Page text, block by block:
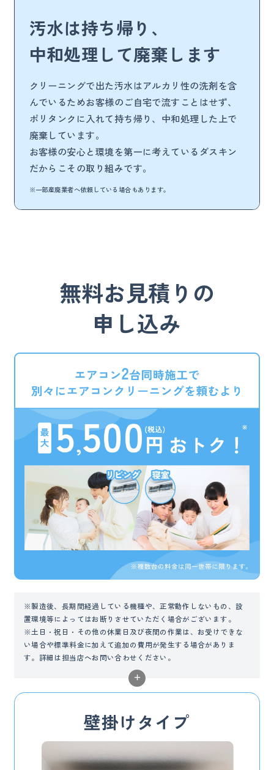
汚水は持ち帰り、
中和処理して廃棄します
クリーニングで出た汚水はアルカリ性の洗剤を含
んでいるためお客様のご自宅で流すことはせず、
ポリタンクに入れて持ち帰り、中和処理した上で
廃棄しています。
お客様の安心と環境を第一に考えているダスキン
だからこその取り組みです。
※一部産廃業者へ依頼している場合もあります。
無料お見積りの
申し込み
※製造後、長期間経過している機種や、正常動作しないもの、設
置環境等によってはお断りさせていただく場合がございます。
※土日・祝日・その他の休業日及び夜間の作業は、お受けできな
い場合や標準料金に加えて追加の費用が発生する場合がありま
す。詳細は担当店へお問い合わせください。
※足場の設置が必要な場合は、別途費用をいただきます。
※複数台の料金は同一世帯のサービスに限ります。
【サービスご利用にあたっての注意】
※商品・サービスは、予告なしにデザインや仕様、料金（価格）
※サービスは1回あたり11,000円（税込）以上で承ります。この料
+
壁掛けタイプ